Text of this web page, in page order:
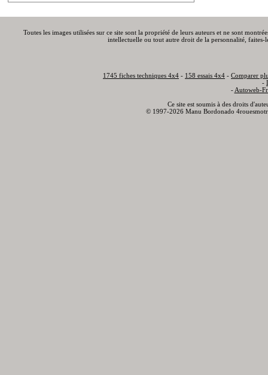
Toutes les images utilisées sur ce site sont la propriété de leurs auteurs et ne sont
intellectuelle ou tout autre droit de la personnalité,
1745 fiches techniques 4x4 - 158 essais 4x4 - Comparer
-
- Autoweb-
Ce site est soumis à des droits
© 1997-2026 Manu Bordonado